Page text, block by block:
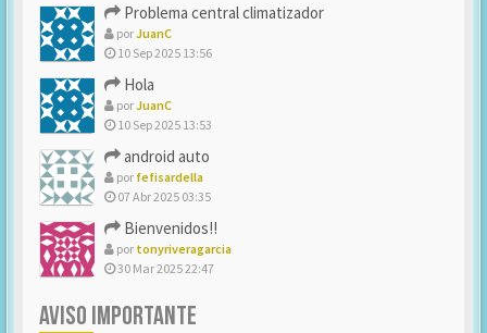
Problema central climatizador
porJuanC
10 Sep 2025 13:56
Hola
porJuanC
10 Sep 2025 13:53
android auto
por fefisardella
07 Abr 2025 03:35
Bienvenidos!!
por tonyriveragarcia
30 Mar 2025 22:47
AVISO IMPORTANTE